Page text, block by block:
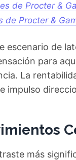
de Procter &
de Procter &
escenario de
para
La
impulso
más